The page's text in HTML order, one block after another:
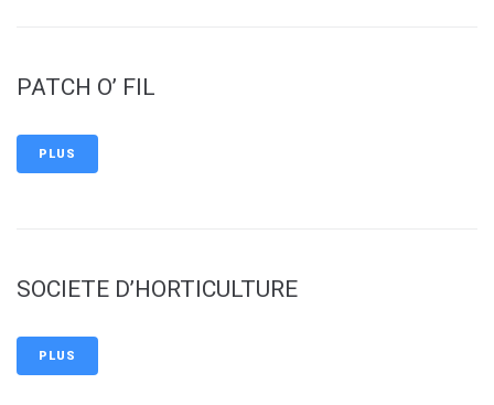
PATCH O’ FIL
PLUS
SOCIETE D’HORTICULTURE
PLUS